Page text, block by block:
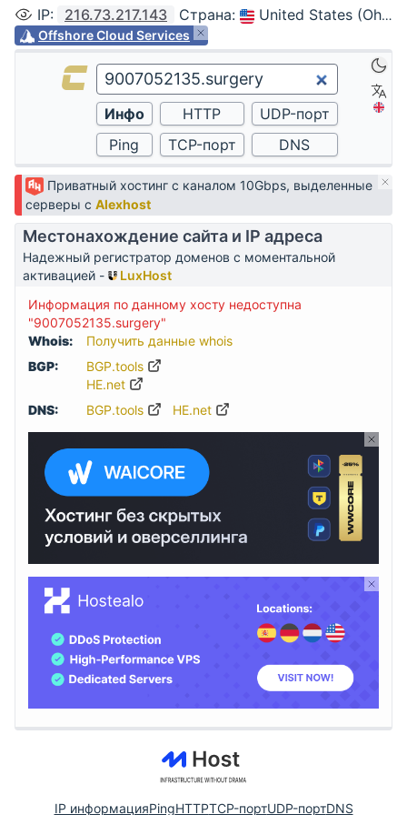
IP: 216.73.217.143 Страна: United States (Ohio, Columbus)
Offshore Cloud Services
Приватный хостинг с каналом 10Gbps, выделенные
серверы с Alexhost
Местонахождение сайта и IP адреса
Надежный регистратор доменов с моментальной
активацией -
LuxHost
Информация по данному хосту недоступна
"9007052135.surgery"
Whois:
Получить данные whois
BGP:
BGP.tools
HE.net
DNS:
BGP.tools HE.net
IP информацияPingHTTPTCP-портUDP-портDNS